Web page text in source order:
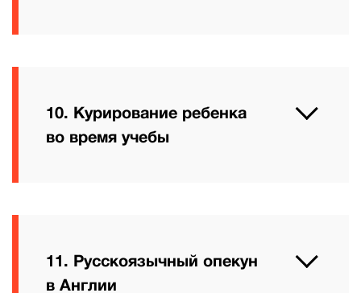
10. Курирование ребенка
во время учебы
11. Русскоязычный опекун
в Англии